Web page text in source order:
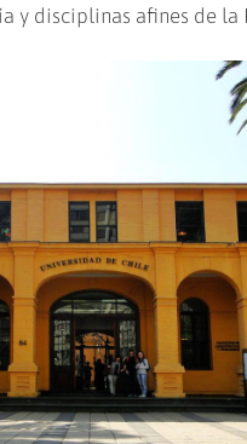
y disciplinas afines de la